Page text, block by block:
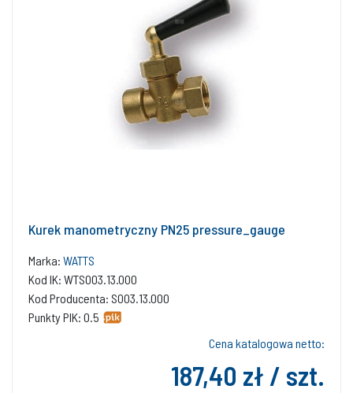
Kurek manometryczny PN25 pressure_gauge
Marka: WATTS
Kod IK: WTS003.13.000
Kod Producenta: S003.13.000
Punkty PIK: 0.5
Cena katalogowa netto:
187,40 zł / szt.